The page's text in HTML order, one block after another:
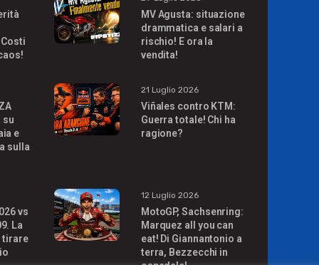
MV Agusta: situazione
drammatica e salari a
rischio! E ora la
vendita!
su
e
sulla
21 Luglio 2026
Viñales contro KTM:
Guerra totale! Chi ha
ragione?
vs
La
tirare
12 Luglio 2026
MotoGP, Sachsenring:
Marquez all you can
eat! Di Giannantonio a
terra, Bezzecchi in